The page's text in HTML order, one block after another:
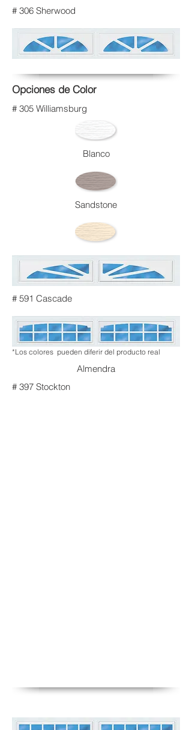
# 306 Sherwood
# 305 Williamsburg
# 591 Cascade
Opciones de Color
*Los colores pueden diferir del producto real
# 397 Stockton
Blanco
Sandstone
Almendra